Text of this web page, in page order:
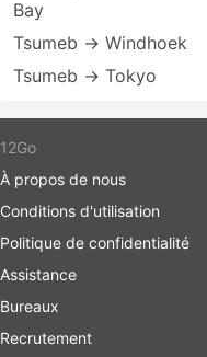
Bay
Tsumeb → Windhoek
Tsumeb → Tokyo
12Go
À propos de nous
Conditions d'utilisation
Politique de confidentialité
Assistance
Bureaux
Recrutement